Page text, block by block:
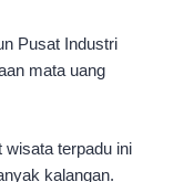
Pusat Industri
mata uang
wisata terpadu ini
kalangan.